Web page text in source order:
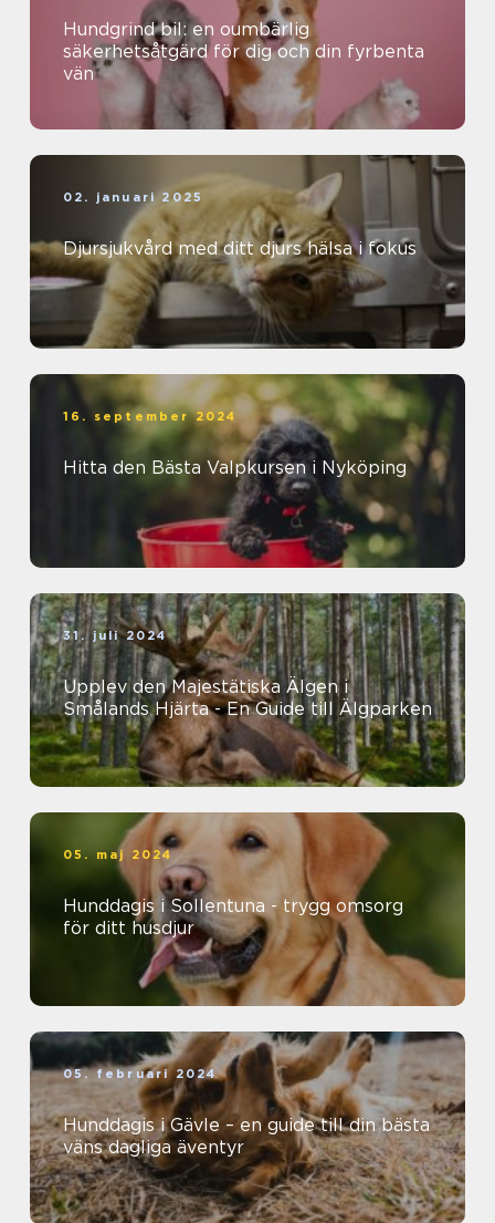
Hundgrind bil: en oumbärlig
säkerhetsåtgärd för dig och din fyrbenta
vän
02. januari 2025
Djursjukvård med ditt djurs hälsa i fokus
16. september 2024
Hitta den Bästa Valpkursen i Nyköping
31. juli 2024
Upplev den Majestätiska Älgen i
Smålands Hjärta - En Guide till Älgparken
05. maj 2024
Hunddagis i Sollentuna - trygg omsorg
för ditt husdjur
05. februari 2024
Hunddagis i Gävle – en guide till din bästa
väns dagliga äventyr